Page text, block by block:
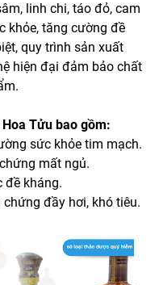
linh chi, táo đỏ, cam
khỏe, tăng cường đề
quy trình sản xuất
hiện đại đảm bảo chất
Tửu bao gồm:
sức khỏe tim mạch.
mất ngủ.
đề kháng.
đầy hơi, khó tiêu.